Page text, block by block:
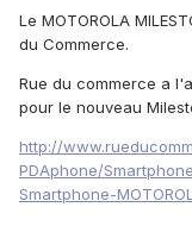
Le MOTOROLA
du Commerce.
Rue du commerce a
pour le nouveau
http://
PDAphone/
Smartphone-